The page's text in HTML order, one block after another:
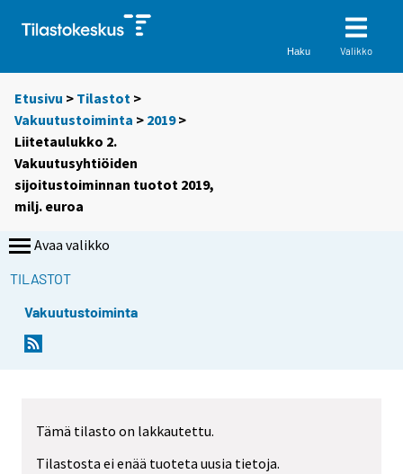
Haku Valikko
Etusivu > Tilastot >
Vakuutustoiminta > 2019>
Liitetaulukko 2.
Vakuutusyhtiöiden
sijoitustoiminnan tuotot 2019,
milj. euroa
Avaa valikko
TILASTOT
Vakuutustoiminta
Tämä tilasto on lakkautettu.
Tilastosta ei enää tuoteta uusia tietoja.